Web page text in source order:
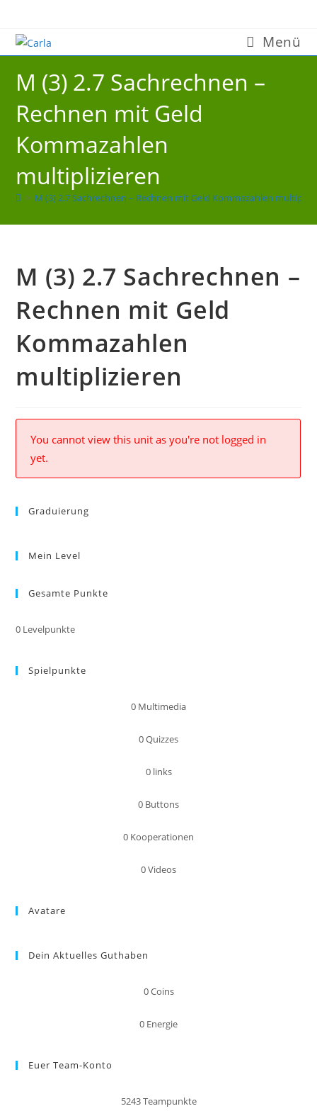
springen
Menü
M (3) 2.7 Sachrechnen –
Rechnen mit Geld
Kommazahlen
multiplizieren
> M (3) 2.7 Sachrechnen – Rechnen mit Geld Kommazahlen
M (3) 2.7 Sachrechnen –
Rechnen mit Geld
Kommazahlen
multiplizieren
You cannot view this unit as you're not logged in
yet.
Graduierung
Mein Level
Gesamte Punkte
0 Levelpunkte
Spielpunkte
0 Multimedia
0Quizzes
0 links
0 Buttons
0 Kooperationen
0Videos
Avatare
Dein Aktuelles Guthaben
0Coins
0 Energie
Euer Team-Konto
5243Teampunkte